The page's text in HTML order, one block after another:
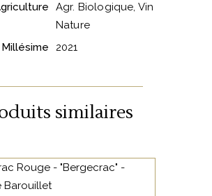
Agr. Biologique, Vin
Nature
Millésime
2021
similaires
SUD OUEST